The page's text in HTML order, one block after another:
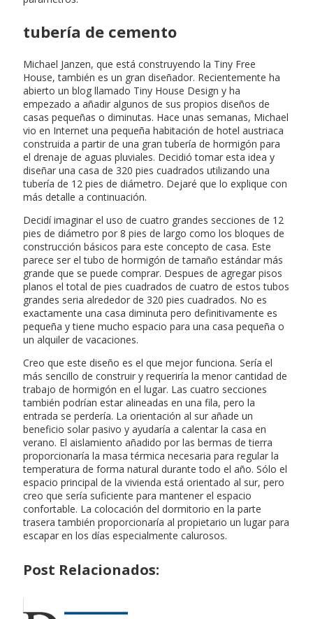
tubería de cemento
Michael Janzen, que está construyendo la Tiny Free
House, también es un gran diseñador. Recientemente ha
abierto un blog llamado Tiny House Design y ha
empezado a añadir algunos de sus propios diseños de
casas pequeñas o diminutas. Hace unas semanas, Michael
vio en Internet una pequeña habitación de hotel austriaca
construida a partir de una gran tubería de hormigón para
el drenaje de aguas pluviales. Decidió tomar esta idea y
diseñar una casa de 320 pies cuadrados utilizando una
tubería de 12 pies de diámetro. Dejaré que lo explique con
más detalle a continuación.
Decidí imaginar el uso de cuatro grandes secciones de 12
pies de diámetro por 8 pies de largo como los bloques de
construcción básicos para este concepto de casa. Este
parece ser el tubo de hormigón de tamaño estándar más
grande que se puede comprar. Despues de agregar pisos
planos el total de pies cuadrados de cuatro de estos tubos
grandes seria alrededor de 320 pies cuadrados. No es
exactamente una casa diminuta pero definitivamente es
pequeña y tiene mucho espacio para una casa pequeña o
un alquiler de vacaciones.
Creo que este diseño es el que mejor funciona. Sería el
más sencillo de construir y requeriría la menor cantidad de
trabajo de hormigón en el lugar. Las cuatro secciones
también podrían estar alineadas en una fila, pero la
entrada se perdería. La orientación al sur añade un
beneficio solar pasivo y ayudaría a calentar la casa en
verano. El aislamiento añadido por las bermas de tierra
proporcionaría la masa térmica necesaria para regular la
temperatura de forma natural durante todo el año. Sólo el
espacio principal de la vivienda está orientado al sur, pero
creo que sería suficiente para mantener el espacio
confortable. La colocación del dormitorio en la parte
trasera también proporcionaría al propietario un lugar para
escapar en los días especialmente calurosos.
Post Relacionados: